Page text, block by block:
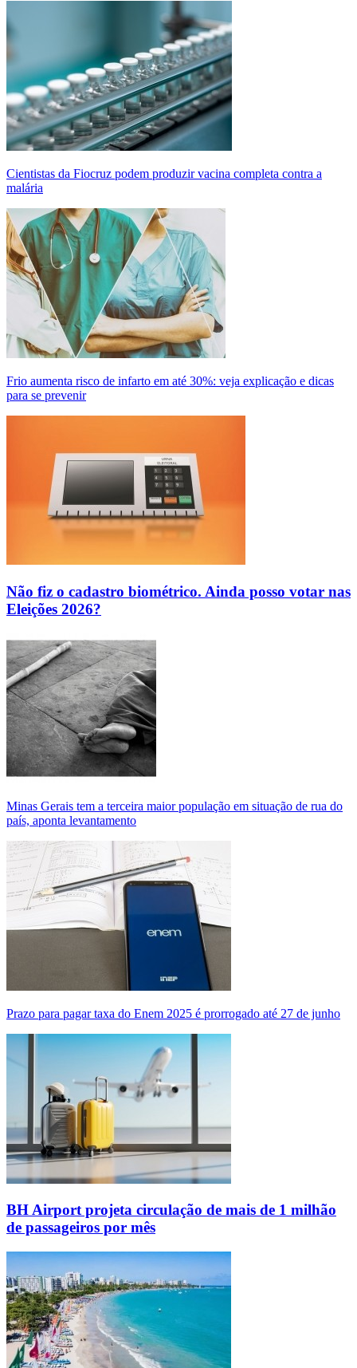
Cientistas da Fiocruz podem produzir vacina completa contra a
malária
Frio aumenta risco de infarto em até 30%: veja explicação e dicas
para se prevenir
Não fiz o cadastro biométrico. Ainda posso votar nas
Eleições 2026?
Minas Gerais tem a terceira maior população em situação de rua do
país, aponta levantamento
Prazo para pagar taxa do Enem 2025 é prorrogado até 27 de junho
BH Airport projeta circulação de mais de 1 milhão
de passageiros por mês